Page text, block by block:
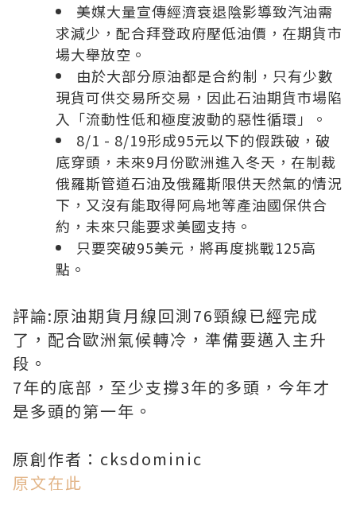
美媒大量宣傳經濟衰退陰影導致汽油需
求減少，配合拜登政府壓低油價，在期貨市
場大舉放空。
由於大部分原油都是合約制，只有少數
現貨可供交易所交易，因此石油期貨市場陷
入「流動性低和極度波動的惡性循環」。
8/1 - 8/19形成95元以下的假跌破，破
底穿頭，未來9月份歐洲進入冬天，在制裁
俄羅斯管道石油及俄羅斯限供天然氣的情況
下，又沒有能取得阿烏地等產油國保供合
約，未來只能要求美國支持。
只要突破95美元，將再度挑戰125高
點。
評論:原油期貨月線回測76頸線已經完成
了，配合歐洲氣候轉冷，準備要邁入主升
段。
7年的底部，至少支撐3年的多頭，今年才
是多頭的第一年。
原創作者：cksdominic
原文在此